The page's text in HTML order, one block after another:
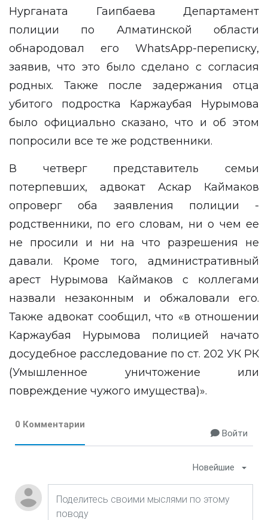
Нурганата Гаипбаева Департамент
полиции по Алматинской области
обнародовал его WhatsApp-переписку,
заявив, что это было сделано с согласия
родных. Также после задержания отца
убитого подростка Каржаубая Нурымова
было официально сказано, что и об этом
попросили все те же родственники.
В четверг представитель семьи
потерпевших, адвокат Аскар Каймаков
опроверг оба заявления полиции -
родственники, по его словам, ни о чем ее
не просили и ни на что разрешения не
давали. Кроме того, административный
арест Нурымова Каймаков с коллегами
назвали незаконным и обжаловали его.
Также адвокат сообщил, что «в отношении
Каржаубая Нурымова полицией начато
досудебное расследование по ст. 202 УК РК
(Умышленное уничтожение или
повреждение чужого имущества)».
0 Комментарии
Войти
Новейшие